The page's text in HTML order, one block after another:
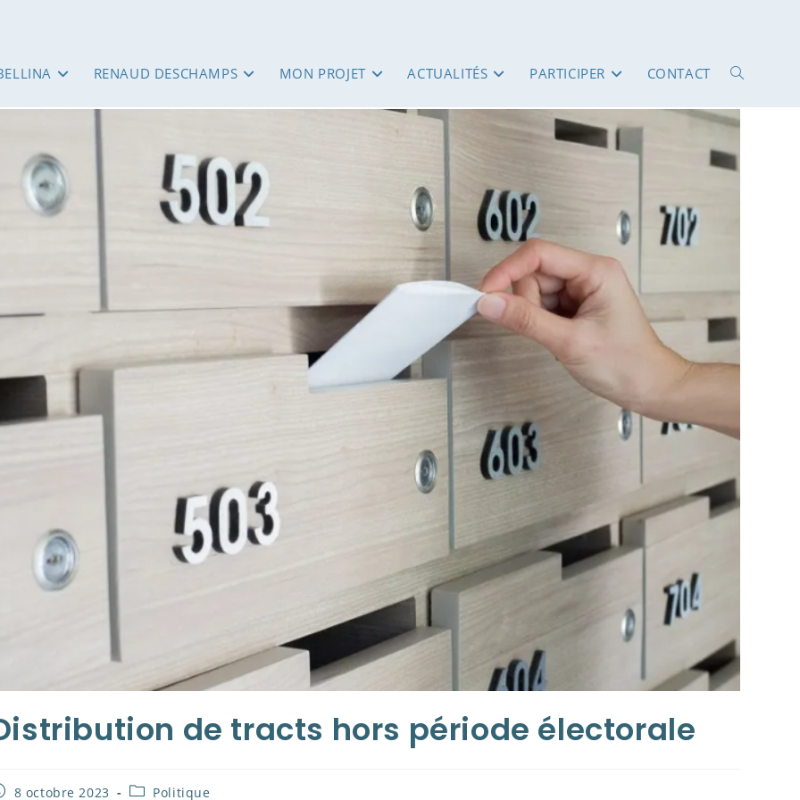
RENAUD DESCHAMPS MON PROJET ACTUALITÉS PARTICIPER CONTACT TOGGLE
de tracts hors période électorale
8 octobre 2023
PostPolitique